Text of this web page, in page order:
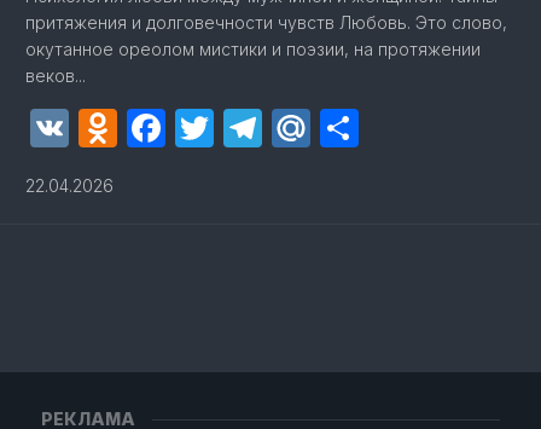
притяжения и долговечности чувств Любовь. Это слово,
окутанное ореолом мистики и поэзии, на протяжении
веков...
VK Odnoklassniki
Facebook
Twitter
Telegram
Mail.Ru
22.04.2026
РЕКЛАМА